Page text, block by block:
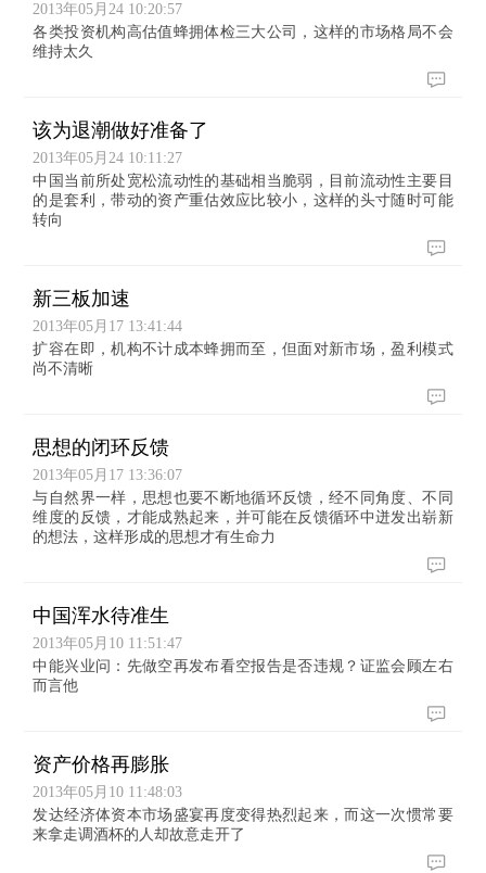
2013年05月24 10:20:57
各类投资机构高估值蜂拥体检三大公司，这样的市场格局不会
维持太久
该为退潮做好准备了
2013年05月24 10:11:27
中国当前所处宽松流动性的基础相当脆弱，目前流动性主要目
的是套利，带动的资产重估效应比较小，这样的头寸随时可能
转向
新三板加速
2013年05月17 13:41:44
扩容在即，机构不计成本蜂拥而至，但面对新市场，盈利模式
尚不清晰
思想的闭环反馈
2013年05月17 13:36:07
与自然界一样，思想也要不断地循环反馈，经不同角度、不同
维度的反馈，才能成熟起来，并可能在反馈循环中迸发出崭新
的想法，这样形成的思想才有生命力
中国浑水待准生
2013年05月10 11:51:47
中能兴业问：先做空再发布看空报告是否违规？证监会顾左右
而言他
资产价格再膨胀
2013年05月10 11:48:03
发达经济体资本市场盛宴再度变得热烈起来，而这一次惯常要
来拿走调酒杯的人却故意走开了